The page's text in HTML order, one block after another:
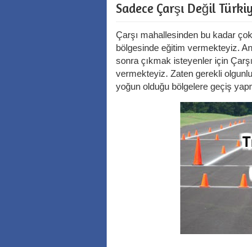
Sadece Çarşı Değil
Çarşı mahallesinden bu kadar
bölgesinde eğitim vermekteyiz.
sonra çıkmak isteyenler için
vermekteyiz. Zaten gerekli
yoğun olduğu bölgelere geçiş